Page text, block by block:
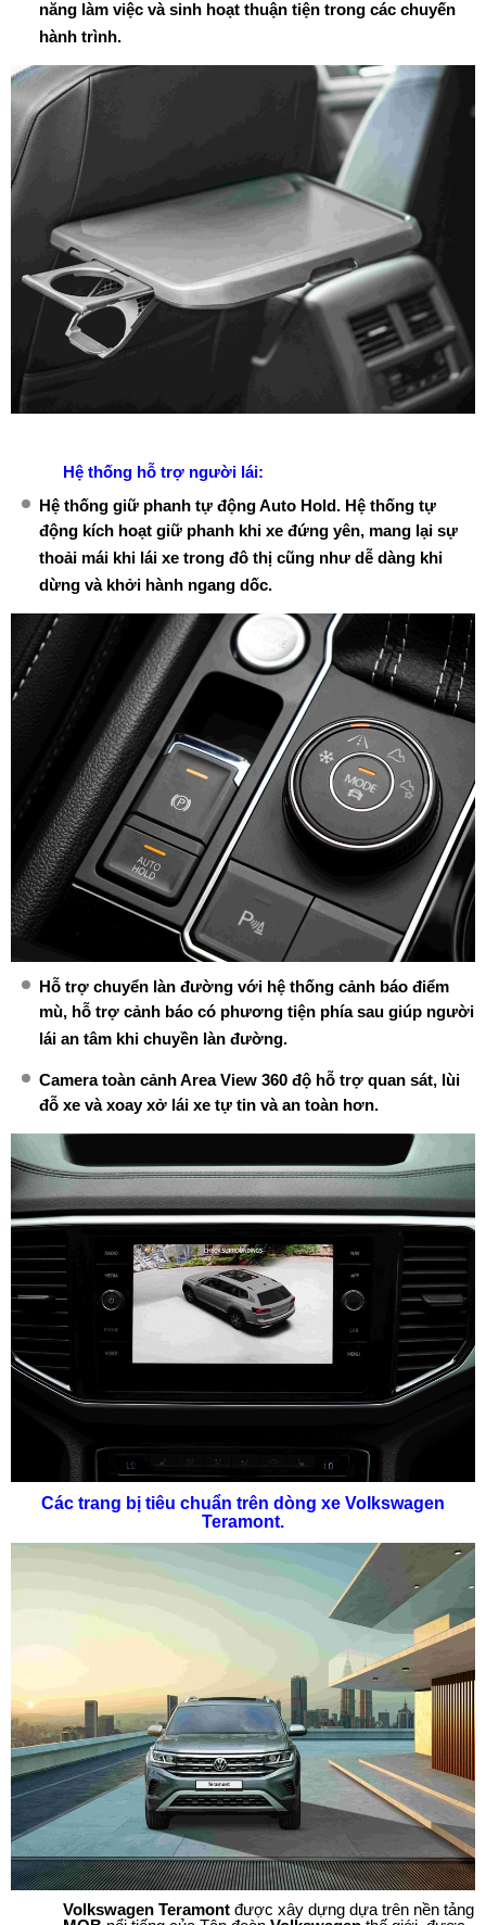
năng làm việc và sinh hoạt thuận tiện trong các chuyến
hành trình.
Hệ thống hỗ trợ người lái:
Hệ thống giữ phanh tự động Auto Hold. Hệ thống tự
động kích hoạt giữ phanh khi xe đứng yên, mang lại sự
thoải mái khi lái xe trong đô thị cũng như dễ dàng khi
dừng và khởi hành ngang dốc.
Hỗ trợ chuyển làn đường với hệ thống cảnh báo điểm
mù, hỗ trợ cảnh báo có phương tiện phía sau giúp người
lái an tâm khi chuyền làn đường.
Camera toàn cảnh Area View 360 độ hỗ trợ quan sát, lùi
đỗ xe và xoay xở lái xe tự tin và an toàn hơn.
Các trang bị tiêu chuẩn trên dòng xe Volkswagen
Teramont.
Volkswagen Teramont được xây dựng dựa trên nền tảng